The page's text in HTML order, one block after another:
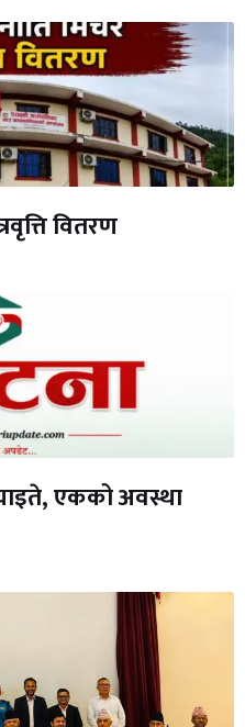
वितरण
एकको अवस्था